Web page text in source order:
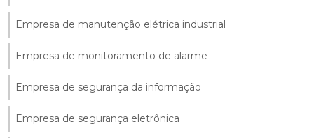
Empresa de manutenção elétrica industrial
Empresa de monitoramento de alarme
Empresa de segurança da informação
Empresa de segurança eletrônica